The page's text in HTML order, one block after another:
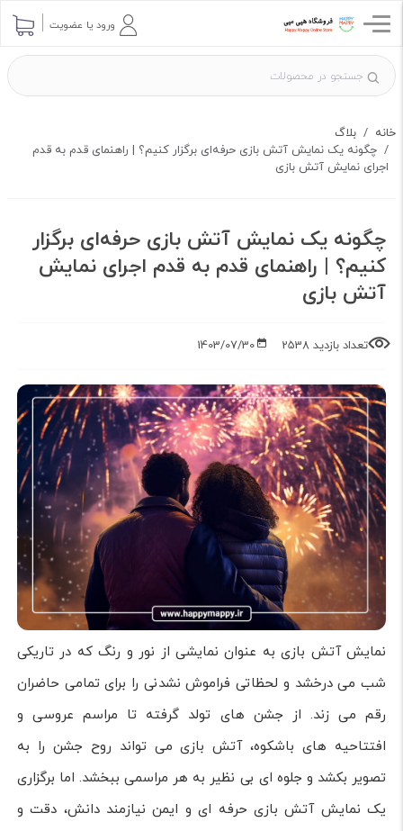
ورود یا عضویت
خانه
بلاگ
چگونه یک نمایش آتش بازی حرفه‌ای برگزار کنیم؟ | راهنمای قدم به قدم
اجرای نمایش آتش بازی
چگونه یک نمایش آتش بازی حرفه‌ای برگزار
کنیم؟ | راهنمای قدم به قدم اجرای نمایش
آتش بازی
تعداد بازدید 2538 1403/07/30
نمایش آتش بازی به عنوان نمایشی از نور و رنگ که در تاریکی
شب می درخشد و لحظاتی فراموش نشدنی را برای تمامی حاضران
رقم می زند. از جشن های تولد گرفته تا مراسم عروسی و
افتتاحیه های باشکوه، آتش بازی می تواند روح جشن را به
تصویر بکشد و جلوه ای بی نظیر به هر مراسمی ببخشد. اما برگزاری
یک نمایش آتش بازی حرفه ای و ایمن نیازمند دانش، دقت و
ارسال پرسش